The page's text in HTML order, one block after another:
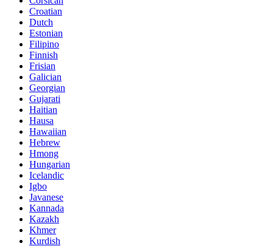
Croatian
Dutch
Estonian
Filipino
Finnish
Frisian
Galician
Georgian
Gujarati
Haitian
Hausa
Hawaiian
Hebrew
Hmong
Hungarian
Icelandic
Igbo
Javanese
Kannada
Kazakh
Khmer
Kurdish